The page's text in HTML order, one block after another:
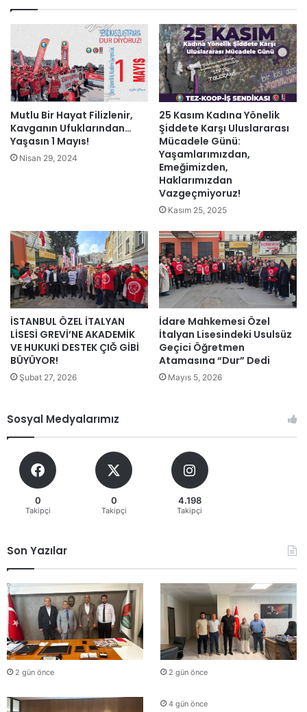
Mutlu Bir Hayat Filizlenir,
Kavganın Ufuklarından…
Yaşasın 1 Mayıs!
Nisan 29, 2024
25 Kasım Kadına Yönelik
Şiddete Karşı Uluslararası
Mücadele Günü:
Yaşamlarımızdan,
Emeğimizden,
Haklarımızdan
Vazgeçmiyoruz!
Kasım 25, 2025
İSTANBUL ÖZEL İTALYAN
LİSESİ GREVİ’NE AKADEMİK
VE HUKUKİ DESTEK ÇIĞ GİBİ
BÜYÜYOR!
Şubat 27, 2026
İdare Mahkemesi Özel
İtalyan Lisesindeki Usulsüz
Geçici Öğretmen
Atamasına “Dur” Dedi
Mayıs 5, 2026
Sosyal Medyalarımız
0
Takipçi
0
Takipçi
4.198
Takipçi
Son Yazılar
2 gün önce 2 gün önce
4 gün önce